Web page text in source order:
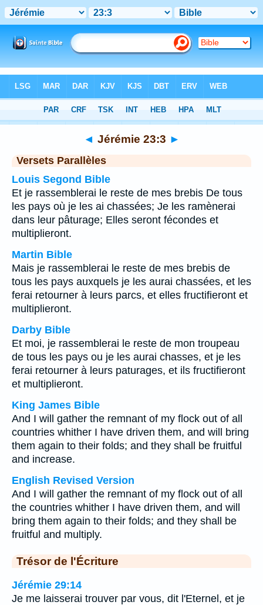
Chapitre 23 > Verset 3
◄ Jérémie 23:3 ►
Versets Parallèles
Louis Segond Bible
Et je rassemblerai le reste de mes brebis De tous
les pays où je les ai chassées; Je les ramènerai
dans leur pâturage; Elles seront fécondes et
multiplieront.
Martin Bible
Mais je rassemblerai le reste de mes brebis de
tous les pays auxquels je les aurai chassées, et les
ferai retourner à leurs parcs, et elles fructifieront et
multiplieront.
Darby Bible
Et moi, je rassemblerai le reste de mon troupeau
de tous les pays ou je les aurai chasses, et je les
ferai retourner à leurs paturages, et ils fructifieront
et multiplieront.
King James Bible
And I will gather the remnant of my flock out of all
countries whither I have driven them, and will bring
them again to their folds; and they shall be fruitful
and increase.
English Revised Version
And I will gather the remnant of my flock out of all
the countries whither I have driven them, and will
bring them again to their folds; and they shall be
fruitful and multiply.
Trésor de l'Écriture
Jérémie 29:14
Je me laisserai trouver par vous, dit l'Eternel, et je